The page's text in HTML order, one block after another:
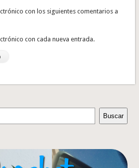
con los siguientes comentarios a
con cada nueva entrada.
Buscar